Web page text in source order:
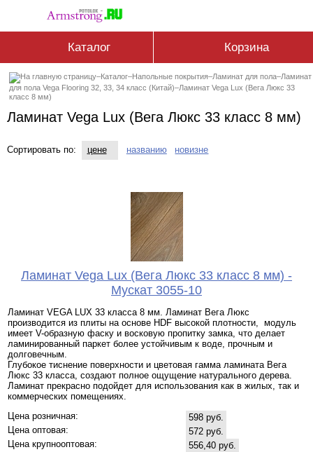
Каталог Корзина
–Каталог–Напольные покрытия–Ламинат для пола–Ламинат
для пола Vega Flooring 32, 33, 34 класс (Китай)–Ламинат Vega Lux (Вега Люкс 33
класс 8 мм)
Ламинат Vega Lux (Вега Люкс 33 класс 8 мм)
Сортировать по: цене названию новизне
Ламинат Vega Lux (Вега Люкс 33 класс 8 мм) -
Мускат 3055-10
Ламинат VEGA LUX 33 класса 8 мм. Ламинат Вега Люкс
производится из плиты на основе HDF высокой плотности, модуль
имеет V-образную фаску и восковую пропитку замка, что делает
ламинированный паркет более устойчивым к воде, прочным и
долговечным.
Глубокое тиснение поверхности и цветовая гамма ламината Вега
Люкс 33 класса, создают полное ощущение натурального дерева.
Ламинат прекрасно подойдет для использования как в жилых, так и
коммерческих помещениях.
Цена розничная:
598 руб.
Цена оптовая:
572 руб.
Цена крупнооптовая:
556,40 руб.